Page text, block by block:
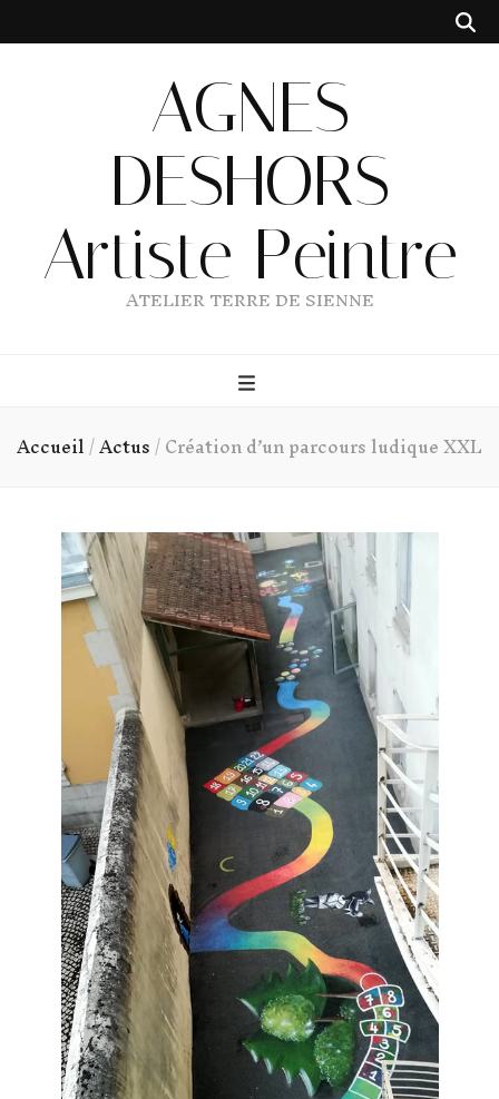
AGNES
DESHORS
Artiste Peintre
ATELIER TERRE DE SIENNE
Accueil/Actus/Création d’un parcours ludique XXL